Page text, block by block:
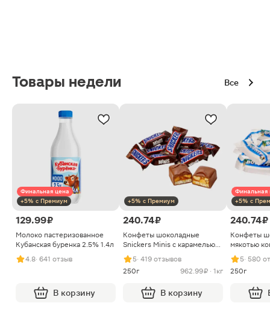
Товары недели Все
Финальная цена
+5% с Премиум
129.99 ₽
Молоко пастеризованное
Кубанская буренка 2.5% 1.4л
4.8· 641 отзыв
В корзину
+5% с Премиум
240.74 ₽
Конфеты шоколадные
Snickers Minis с карамелью
арахисом и нугой
5· 419 отзывов
250г
962.99 ₽ · 1кг
В корзину
Финальная
+5% с
240.74 ₽
Конфеты
мякотью
5· 580
250г